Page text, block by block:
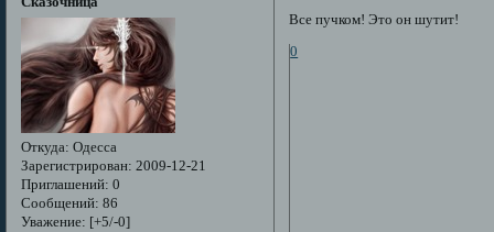
Откуда: Одесса
Зарегистрирован: 2009-12-21
Приглашений: 0
Сообщений: 86
Уважение: [+5/-0]
Все пучком! Это он шутит!
0